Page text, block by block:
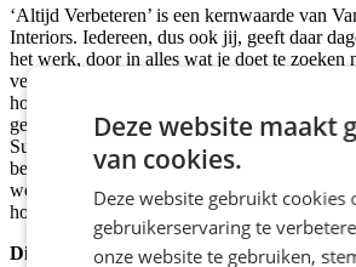
‘Altijd Verbeteren’ is een kernwaarde van
Interiors. Iedereen, dus ook jij, geeft daar
het werk, door in alles wat je doet te zoeken
verbetermogelijkheden. Samen met je team
hoe je daar uitvoering aan kan geven en
geven jullie invulling aan de verbeteragenda
Supply Chain en de daaraan gerelateerde
beetje beter’ is het doel en wij zoeken
worden en Van Der Loo aan de top in de
houden.
Dit breng je mee
Deze website maakt
van cookies.
Deze website gebruikt cookies
gebruikerservaring te
onze website te gebruiken,